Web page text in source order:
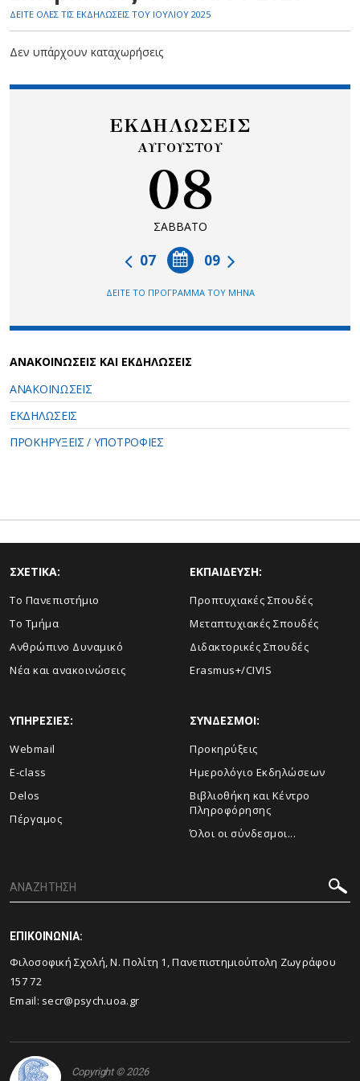
ΔΕΙΤΕ ΟΛΕΣ ΤΙΣ ΕΚΔΗΛΩΣΕΙΣ ΤΟΥ ΙΟΥΛΙΟΥ 2025
Δεν υπάρχουν καταχωρήσεις
ΕΚΔΗΛΩΣΕΙΣ
ΑΥΓΟΥΣΤΟΥ
08
ΣΑΒΒΑΤΟ
09
07
ΔΕΙΤΕ ΤΟ ΠΡΟΓΡΑΜΜΑ ΤΟΥ ΜΗΝΑ
ΑΝΑΚΟΙΝΩΣΕΙΣ ΚΑΙ ΕΚΔΗΛΩΣΕΙΣ
ΑΝΑΚΟΙΝΩΣΕΙΣ
ΕΚΔΗΛΩΣΕΙΣ
ΠΡΟΚΗΡΥΞΕΙΣ / ΥΠΟΤΡΟΦΙΕΣ
ΣΧΕΤΙΚΑ:
Το Πανεπιστήμιο
Το Τμήμα
Ανθρώπινο Δυναμικό
Νέα και ανακοινώσεις
ΕΚΠΑΙΔΕΥΣΗ:
Προπτυχιακές Σπουδές
Μεταπτυχιακές Σπουδές
Διδακτορικές Σπουδές
Erasmus+/CIVIS
ΥΠΗΡΕΣΙΕΣ:
Webmail
E-class
Delos
Πέργαμος
ΣΥΝΔΕΣΜΟΙ:
Προκηρύξεις
Ημερολόγιο Εκδηλώσεων
Βιβλιοθήκη και Κέντρο
Πληροφόρησης
Όλοι οι σύνδεσμοι...
ΕΠΙΚΟΙΝΩΝΙΑ:
Φιλοσοφική Σχολή, Ν. Πολίτη 1, Πανεπιστημιούπολη Ζωγράφου
157 72
Email: secr@psych.uoa.gr
Copyright © 2026